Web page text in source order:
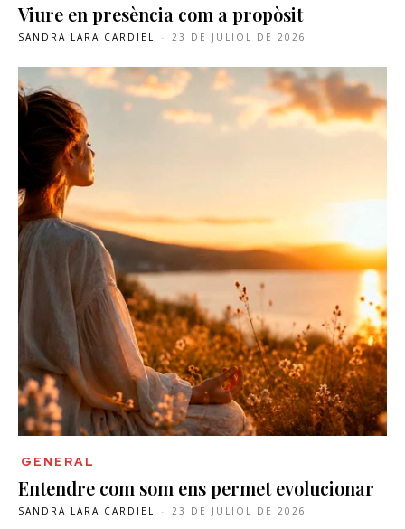
Viure en presència com a propòsit
SANDRA LARA CARDIEL - 23 DE JULIOL DE 2026
GENERAL
Entendre com som ens permet evolucionar
SANDRA LARA CARDIEL - 23 DE JULIOL DE 2026